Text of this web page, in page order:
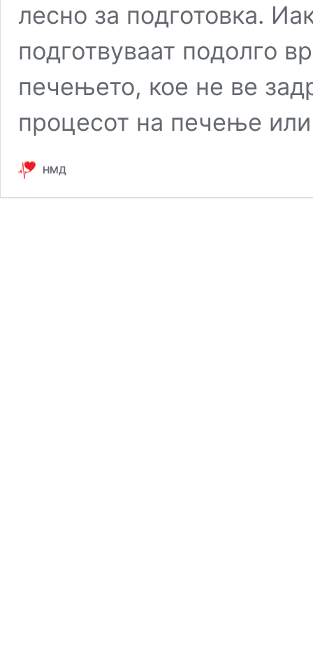
лесно за подготовка.
подготвуваат подолго
печењето, кое не ве
процесот на печење
НМД